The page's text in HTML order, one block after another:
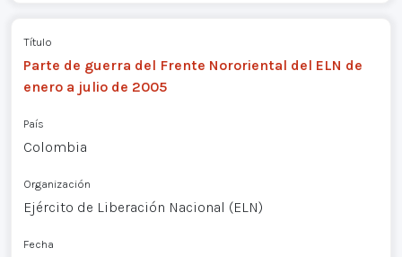
Título
Parte de guerra del Frente Nororiental del ELN de
enero a julio de 2005
País
Colombia
Organización
Ejército de Liberación Nacional (ELN)
Fecha